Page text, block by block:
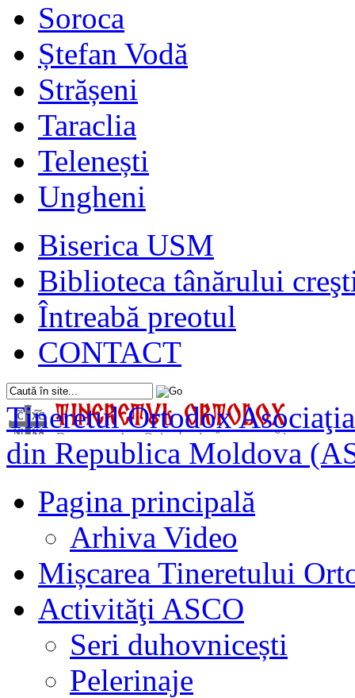
Soroca
Ștefan Vodă
Strășeni
Taraclia
Telenești
Ungheni
Biserica USM
Biblioteca tânărului
Întreabă preotul
CONTACT
Tineretul Ortodox
din Republica Moldova
Pagina principală
Arhiva Video
Mișcarea Tineretului
Activităţi ASCO
Seri duhovnicești
Pelerinaje